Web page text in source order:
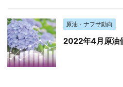
原油・ナフサ動向
2022年4月原油